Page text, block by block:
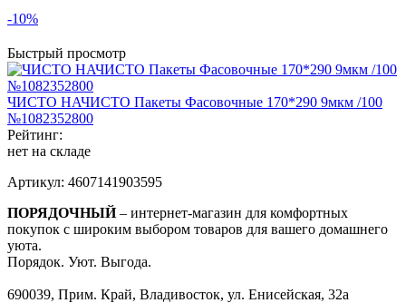
-10%
Быстрый просмотр
ЧИСТО НАЧИСТО Пакеты Фасовочные 170*290 9мкм /100
№1082352800
Рейтинг:
нет на складе
Артикул: 4607141903595
ПОРЯДОЧНЫЙ– интернет-магазин для комфортных
покупок с широким выбором товаров для вашего домашнего
уюта.
Порядок. Уют. Выгода.
690039, Прим. Край, Владивосток, ул. Енисейская, 32а